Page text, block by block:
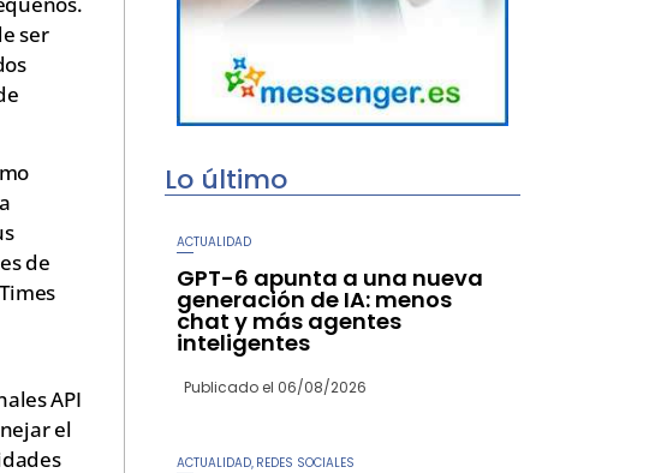
ser
de
API
el
Lo último
ACTUALIDAD
GPT-6 apunta a una nueva
generación de IA: menos
chat y más agentes
inteligentes
Publicado el 06/08/2026
ACTUALIDAD REDES SOCIALES